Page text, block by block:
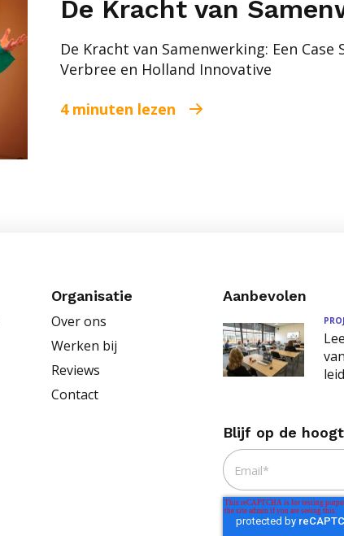
De Kracht van
De Kracht van Samenwerking: Een
Verbree en Holland Innovative
4 minuten lezen
Organisatie
Over ons
Werken bij
Reviews
Contact
Aanbevolen
Blijf op de
Email*